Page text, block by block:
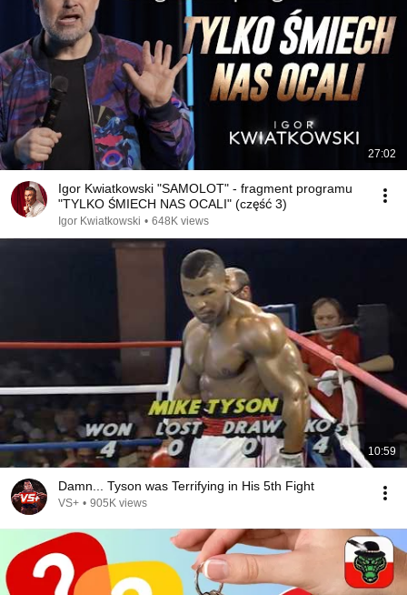
27:02
Igor Kwiatkowski "SAMOLOT" - fragment programu
"TYLKO ŚMIECH NAS OCALI" (część 3)
Igor Kwiatkowski • 648K views
10:59
Damn... Tyson was Terrifying in His 5th Fight
VS+ • 905K views